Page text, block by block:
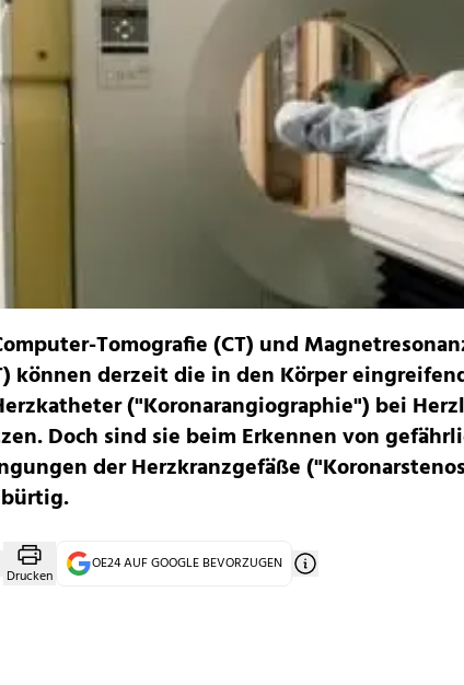
Tomografie (CT) und
können derzeit die in den Körper
("Koronarangiographie") bei
Doch sind sie beim Erkennen von
der Herzkranzgefäße
Drucken
OE24 AUF GOOGLE BEVORZUGEN